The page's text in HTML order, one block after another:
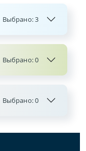
Выбрано:3
Выбрано:0
Выбрано:0